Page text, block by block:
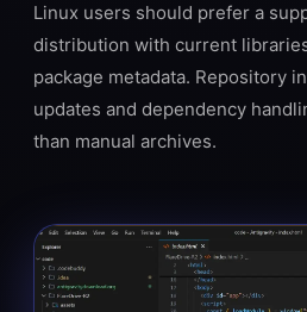
Linux users should prefer a
distribution with current
package metadata. Repository
updates and dependency
than manual archives.